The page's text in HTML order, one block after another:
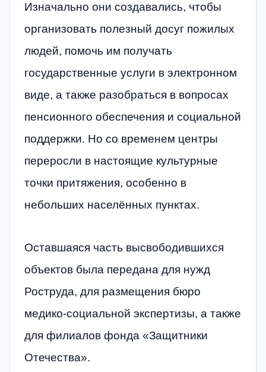
Изначально они создавались, чтобы
организовать полезный досуг пожилых
людей, помочь им получать
государственные услуги в электронном
виде, а также разобраться в вопросах
пенсионного обеспечения и социальной
поддержки. Но со временем центры
переросли в настоящие культурные
точки притяжения, особенно в
небольших населённых пунктах.
Оставшаяся часть высвободившихся
объектов была передана для нужд
Роструда, для размещения бюро
медико-социальной экспертизы, а также
для филиалов фонда «Защитники
Отечества».